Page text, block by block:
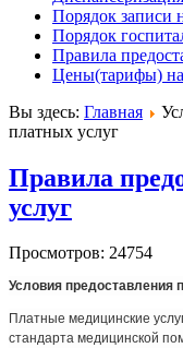
Порядок записи
Порядок
Правила
Цены(тарифы)
Вы здесь: Главная
платных услуг
Правила
услуг
Просмотров: 24754
Условия предоставления
Платные медицинские
стандарта медицинской